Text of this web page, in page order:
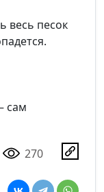
весь песок
сам
270